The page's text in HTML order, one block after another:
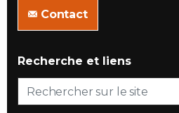
Contact
Recherche et liens